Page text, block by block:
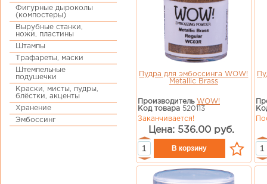
Фигурные дыроколы
(компостеры)
Вырубные станки,
ножи, пластины
Штампы
Трафареты, маски
Штемпельные
подушечки
Краски, мисты, пудры,
блёстки, акценты
Хранение
Эмбоссинг
Пудра для эмбоссинга WOW!
Metallic Brass
Производитель WOW!
Код товара 520113
Заканчивается!
Цена: 536.00 руб.